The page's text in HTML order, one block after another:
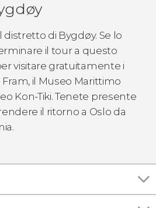
distretto di Bygdøy. Se lo
il tour a questo
visitare gratuitamente i
il Museo Marittimo
Kon-Tiki. Tenete presente
il ritorno a Oslo da